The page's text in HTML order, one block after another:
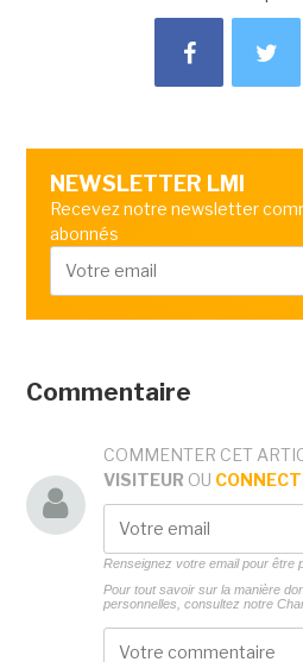
NEWSLETTER LMI
Recevez notre newsletter
abonnés
Commentaire
COMMENTER CET
VISITEUR OU
Renseignez votre email pour être
Pour tout savoir sur la manière
personnelles, consultez notre